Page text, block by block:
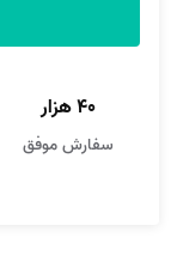
40 هزار
سفارش موفق